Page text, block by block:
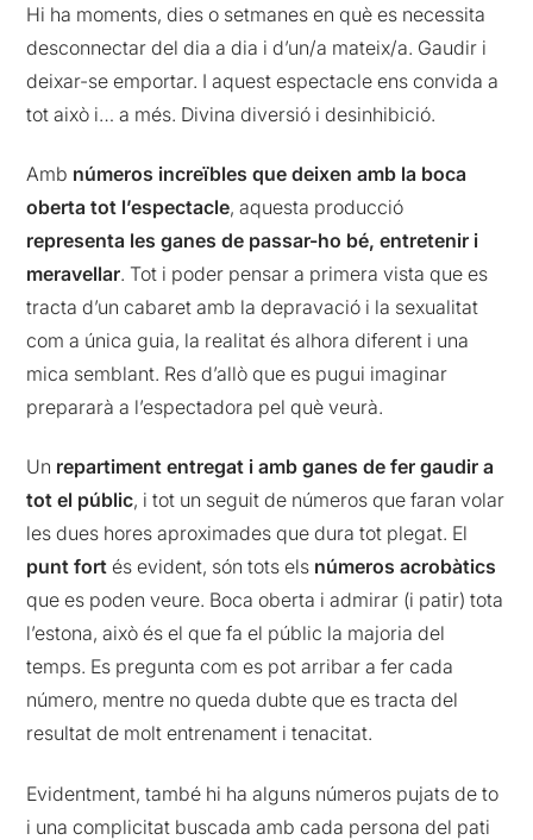
Hi ha moments, dies o setmanes en què es necessita
desconnectar del dia a dia i d’un/a mateix/a. Gaudir i
deixar-se emportar. I aquest espectacle ens convida a
tot això i… a més. Divina diversió i desinhibició.
Amb números increïbles que deixen amb la boca
oberta tot l’espectacle, aquesta producció
representa les ganes de passar-ho bé, entretenir i
meravellar. Tot i poder pensar a primera vista que es
tracta d’un cabaret amb la depravació i la sexualitat
com a única guia, la realitat és alhora diferent i una
mica semblant. Res d’allò que es pugui imaginar
prepararà a l’espectadora pel què veurà.
Un repartiment entregat i amb ganes de fer gaudir a
tot el públic, i tot un seguit de números que faran volar
les dues hores aproximades que dura tot plegat. El
punt fort és evident, són tots els números acrobàtics
que es poden veure. Boca oberta i admirar (i patir) tota
l’estona, això és el que fa el públic la majoria del
temps. Es pregunta com es pot arribar a fer cada
número, mentre no queda dubte que es tracta del
resultat de molt entrenament i tenacitat.
Evidentment, també hi ha alguns números pujats de to
i una complicitat buscada amb cada persona del pati